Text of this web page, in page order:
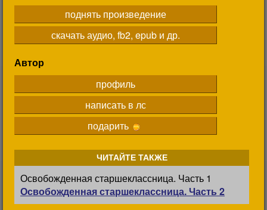
поднять произведение
скачать аудио, fb2, epub и др.
Автор
профиль
написать в лс
подарить
ЧИТАЙТЕ ТАКЖЕ
Освобожденная старшеклассница. Часть 1
Освобожденная старшеклассница. Часть 2